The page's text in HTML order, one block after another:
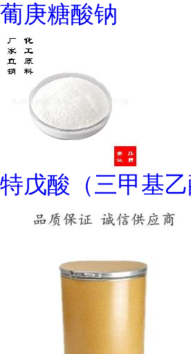
葡庚糖酸钠
特戊酸（三甲基乙